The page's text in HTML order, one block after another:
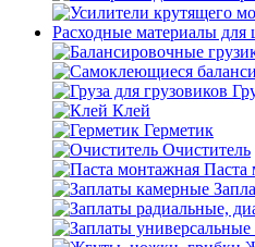
Расходные материалы
Клей
Герметик
Очиститель
Паста